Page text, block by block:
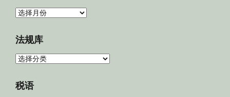
归
法规库
法
库
税语